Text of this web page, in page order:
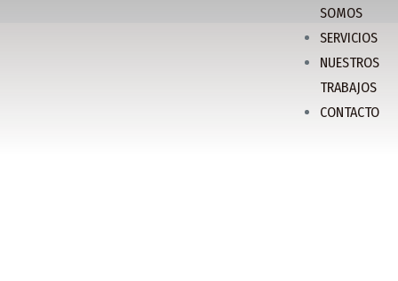
SOMOS
SERVICIOS
NUESTROS
TRABAJOS
CONTACTO